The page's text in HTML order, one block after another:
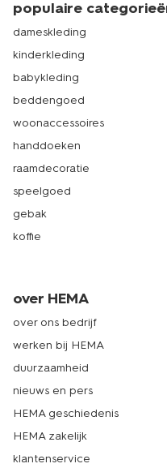
populaire
dameskleding
kinderkleding
babykleding
beddengoed
woonaccessoires
handdoeken
raamdecoratie
speelgoed
gebak
koffie
over HEMA
over ons bedrijf
werken bij HEMA
duurzaamheid
nieuws en pers
HEMA geschiedenis
HEMA zakelijk
klantenservice